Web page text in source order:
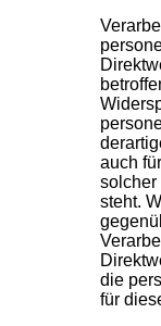
auch
solcher
steht.
die
für